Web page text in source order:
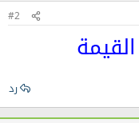
#2
رد